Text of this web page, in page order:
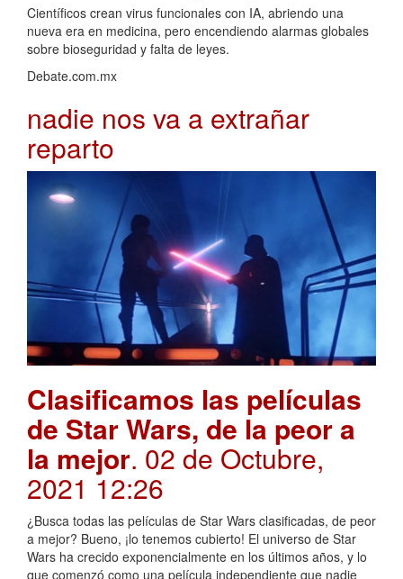
Científicos crean virus funcionales con IA, abriendo una
nueva era en medicina, pero encendiendo alarmas globales
sobre bioseguridad y falta de leyes.
Debate.com.mx
nadie nos va a extrañar
reparto
Clasificamos las películas
de Star Wars, de la peor a
la mejor. 02 de Octubre,
2021 12:26
¿Busca todas las películas de Star Wars clasificadas, de peor
a mejor? Bueno, ¡lo tenemos cubierto! El universo de Star
Wars ha crecido exponencialmente en los últimos años, y lo
que comenzó como una película independiente que nadie